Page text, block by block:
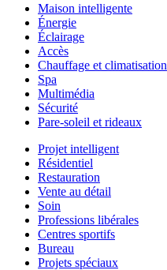
Maison intelligente
Énergie
Éclairage
Accès
Chauffage et climatisation
Spa
Multimédia
Sécurité
Pare-soleil et rideaux
Projet intelligent
Résidentiel
Restauration
Vente au détail
Soin
Professions libérales
Centres sportifs
Bureau
Projets spéciaux